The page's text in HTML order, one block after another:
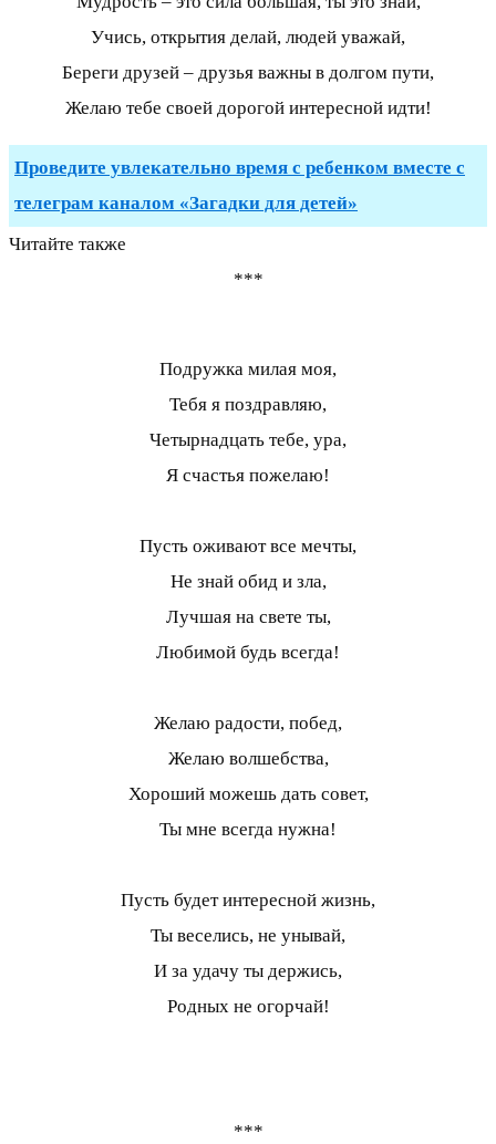
Учись, открытия делай, людей уважай,
Береги друзей – друзья важны в долгом пути,
Желаю тебе своей дорогой интересной идти!
Проведите увлекательно время с ребенком вместе с
телеграм каналом «Загадки для детей»
Читайте также
***
Подружка милая моя,
Тебя я поздравляю,
Четырнадцать тебе, ура,
Я счастья пожелаю!
Пусть оживают все мечты,
Не знай обид и зла,
Лучшая на свете ты,
Любимой будь всегда!
Желаю радости, побед,
Желаю волшебства,
Хороший можешь дать совет,
Ты мне всегда нужна!
Пусть будет интересной жизнь,
Ты веселись, не унывай,
И за удачу ты держись,
Родных не огорчай!
***